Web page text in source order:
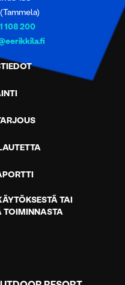
108 200
TAI
TOIMINNASTA